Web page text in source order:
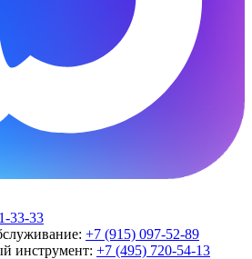
33-33
+7 (915) 097-52-89
инструмент: +7 (495) 720-54-13